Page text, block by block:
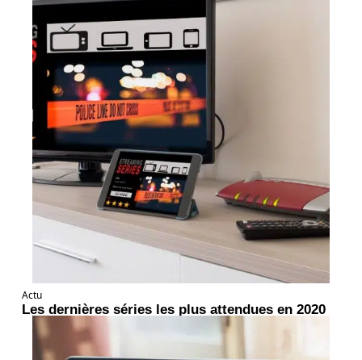
Actu
Les dernières séries les plus attendues en 2020